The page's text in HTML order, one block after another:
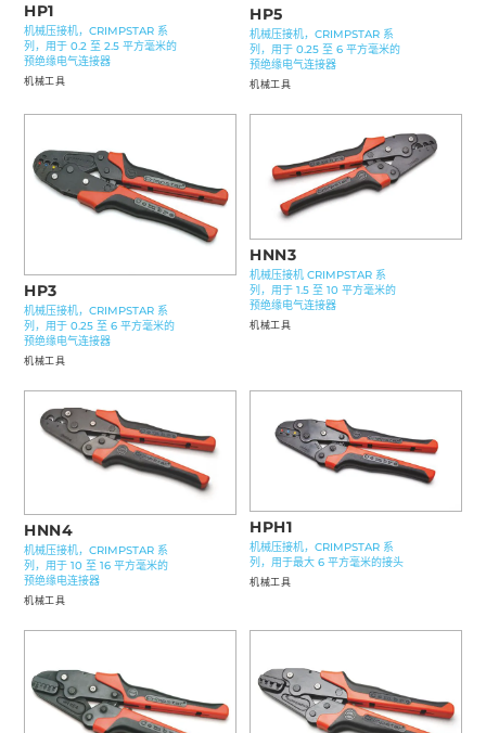
HP1
机械压接机，CRIMPSTAR 系
列，用于 0.2 至 2.5 平方毫米的
预绝缘电气连接器
机械工具
HP5
机械压接机，CRIMPSTAR 系
列，用于 0.25 至 6 平方毫米的
预绝缘电气连接器
机械工具
HP3
机械压接机，CRIMPSTAR 系
列，用于 0.25 至 6 平方毫米的
预绝缘电气连接器
机械工具
HNN3
机械压接机 CRIMPSTAR 系
列，用于 1.5 至 10 平方毫米的
预绝缘电气连接器
机械工具
HNN4
机械压接机，CRIMPSTAR 系
列，用于 10 至 16 平方毫米的
预绝缘电连接器
机械工具
HPH1
机械压接机，CRIMPSTAR 系
列，用于最大 6 平方毫米的接头
机械工具